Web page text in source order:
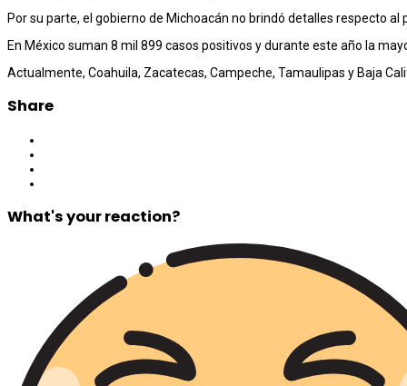
Por su parte, el gobierno de Michoacán no brindó detalles respecto
En México suman 8 mil 899 casos positivos y durante este año la
Actualmente, Coahuila, Zacatecas, Campeche, Tamaulipas y Baja
Share
What's your reaction?